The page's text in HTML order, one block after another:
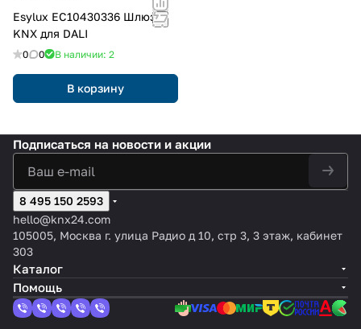
Esylux EC10430336 Шлюз
KNX для DALI
0 0 В наличии: 2
В корзину
Подписаться на новости и акции
8 495 150 2593
hello@knx24.com
105005, Москва г. улица Радио д 10, стр 3, 3 этаж, кабинет
303
Каталог
Помощь